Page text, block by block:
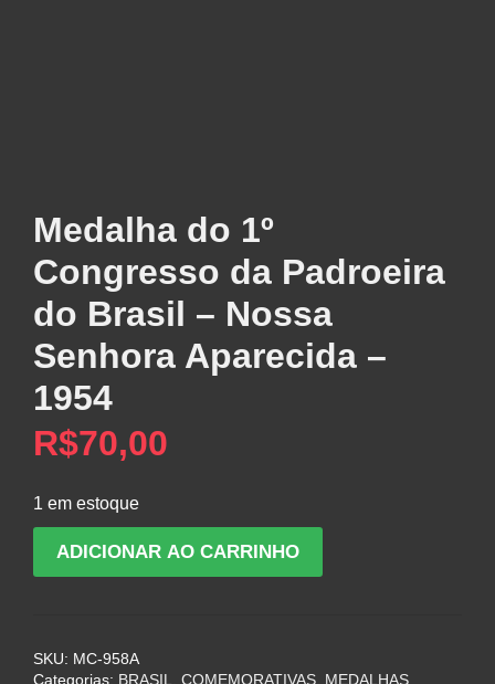
Medalha do 1º
Congresso da Padroeira
do Brasil – Nossa
Senhora Aparecida –
1954
R$70,00
1 em estoque
Padroeira
ADICIONAR AO CARRINHO
SKU: MC-958A
Categorias: BRASIL COMEMORATIVAS MEDALHAS